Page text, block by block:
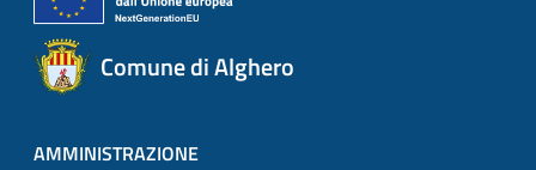
Comune di Alghero
AMMINISTRAZIONE